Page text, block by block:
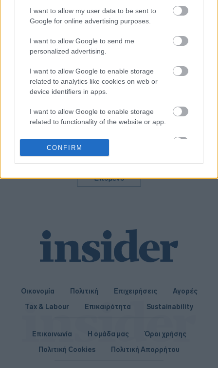
I want to allow my user data to be sent to
Google for online advertising purposes.
I want to allow Google to send me
personalized advertising.
I want to allow Google to enable storage
related to analytics like cookies on web or
device identifiers in apps.
I want to allow Google to enable storage
related to functionality of the website or app.
I want to allow Google to enable storage
related to personalization.
related to security, including authentication
CONFIRM
περαιτέρω ανάπτυξη
των δικτύων
ΥΠΕΝ: Κίνητρα για την
Στη Δυτική Μακεδονία
κλιμάκιο της ΔΕΔΑ για
την επίβλεψη των
έργων φυσικού αερίου
Επόμενο
Οικονομία Πολιτική Επιχειρήσεις
Αγορές
Tax & Labour
Επικαιρότητα Sustainability
Επικοινωνία Η ομάδα μας
Όροι χρήσης
Πολιτική Cookies
Πολιτική Απορρήτου